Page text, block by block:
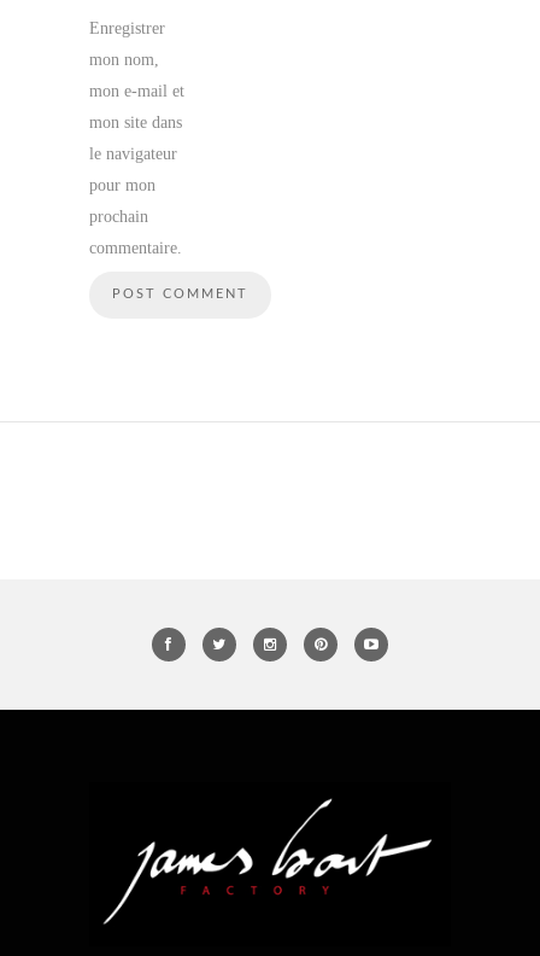
Enregistrer
mon nom,
mon e-mail et
mon site dans
le navigateur
pour mon
prochain
commentaire.